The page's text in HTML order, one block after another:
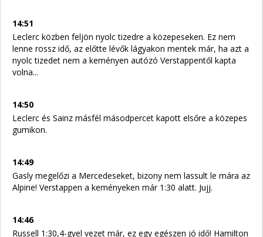
14:51
Leclerc közben feljön nyolc tizedre a közepeseken. Ez nem
lenne rossz idő, az előtte lévők lágyakon mentek már, ha azt a
nyolc tizedet nem a keményen autózó Verstappentől kapta
volna...
14:50
Leclerc és Sainz másfél másodpercet kapott elsőre a közepes
gumikon.
14:49
Gasly megelőzi a Mercedeseket, bizony nem lassult le mára az
Alpine! Verstappen a keményeken már 1:30 alatt. Jujj.
14:46
Russell 1:30,4-gyel vezet már, ez egy egészen jó idő! Hamilton